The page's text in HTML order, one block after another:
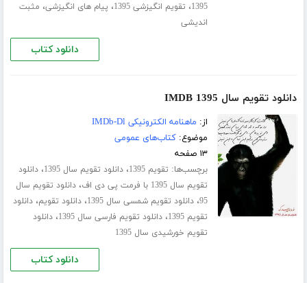
1395، تقویم انگیزشی 1395 ، پیام های انگیزشی، مثبت
اندیشی
دانلود کتاب
دانلود تقویم سال 1395 IMDB
از: ماهنامه الکترونیکی IMDb-Dl
موضوع:کتاب‌های عمومی
۱۳ صفحه
برچسب‌ها: تقویم 1395 ،دانلود تقویم سال 1395 ،دانلود
تقویم سال 1395 با فرمت پی دی اف
،دانلود تقویم سال
95،دانلود تقویم شمسی سال 1395 ،دانلود تقویم،دانلود
تقویم 1395
،دانلود تقویم فارسی سال 1395 ،دانلود
تقویم خورشیدی سال 1395
دانلود کتاب